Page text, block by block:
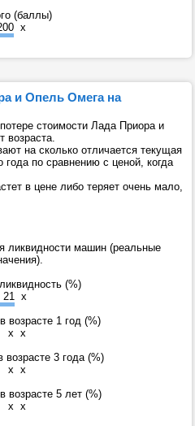
(баллы)
x
и Опель Омега на
стоимости Лада Приора и
возраста.
на сколько отличается текущая
по сравнению с ценой, когда
в цене либо теряет очень мало,
ликвидности машин (реальные
(%)
21 x
возрасте 1 год (%)
x x
возрасте 3 года (%)
x x
возрасте 5 лет (%)
x x